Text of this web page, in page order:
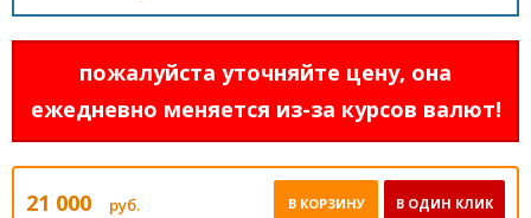
пожалуйста уточняйте цену, она
ежедневно меняется из-за курсов валют!
21 000 руб. В ОДИН КЛИК
В КОРЗИНУ